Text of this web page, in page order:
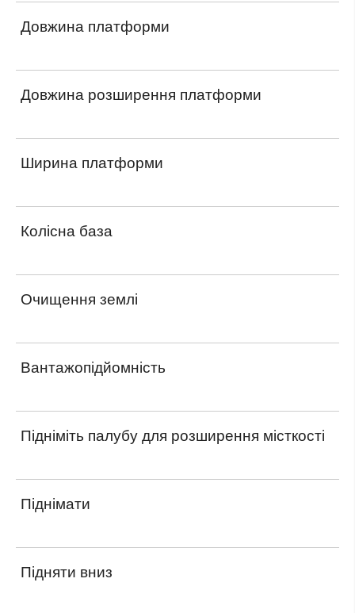
Довжина платформи
Довжина розширення платформи
Ширина платформи
Колісна база
Очищення землі
Вантажопідйомність
Підніміть палубу для розширення місткості
Піднімати
Підняти вниз